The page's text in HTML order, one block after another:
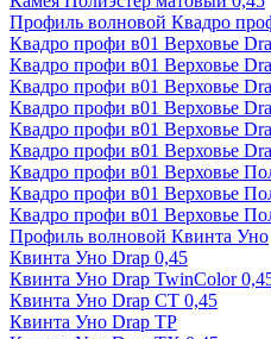
Профиль волновой Квадро
Квадро профи в01 Верховье
Квадро профи в01 Верховье
Квадро профи в01 Верховье
Квадро профи в01 Верховье
Квадро профи в01 Верховье
Квадро профи в01 Верховье
Квадро профи в01 Верховье
Квадро профи в01 Верховье
Квадро профи в01 Верховье
Профиль волновой Квинта Уно
Квинта Уно Drap 0,45
Квинта Уно Drap TwinColor
Квинта Уно Drap СТ 0,45
Квинта Уно Drap ТР